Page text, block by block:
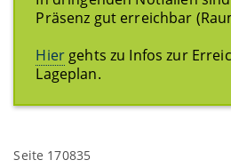
Präsenz gut erreichbar
Hier gehts zu Infos zur
Lageplan.
Seite 170835